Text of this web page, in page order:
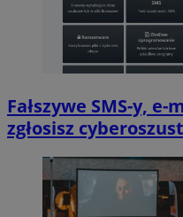
Fałszywe SMS-y,
zgłosisz